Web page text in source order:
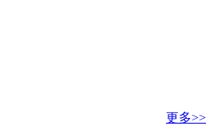
更多>>